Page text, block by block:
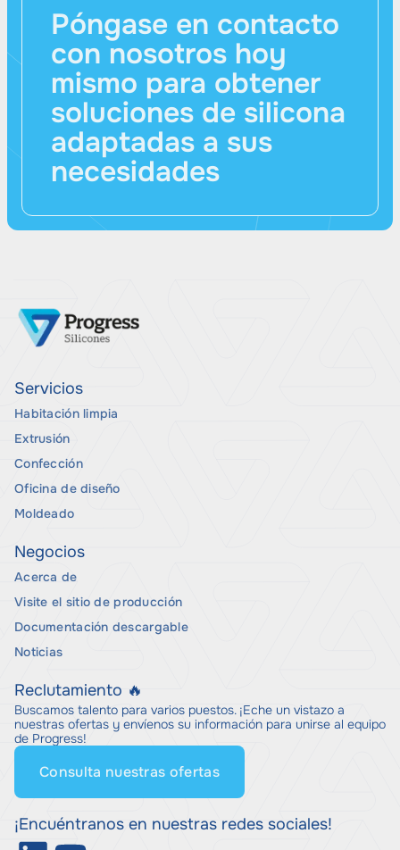
Póngase en contacto
con nosotros hoy
mismo para obtener
soluciones de silicona
adaptadas a sus
necesidades
Servicios
Habitación limpia
Extrusión
Confección
Oficina de diseño
Moldeado
Negocios
Acerca de
Visite el sitio de producción
Documentación descargable
Noticias
Reclutamiento 🔥
Buscamos talento para varios puestos. ¡Eche un vistazo a
nuestras ofertas y envíenos su información para unirse al equipo
de Progress!
Consulta nuestras ofertas
¡Encuéntranos en nuestras redes sociales!